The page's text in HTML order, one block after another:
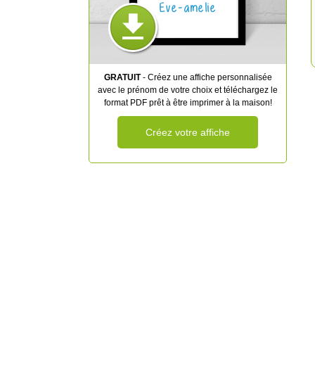
Eve-amelie
GRATUIT- Créez une affiche personnalisée
avec le prénom de votre choix et téléchargez le
format PDF prêt à être imprimer à la maison!
Créez votre affiche